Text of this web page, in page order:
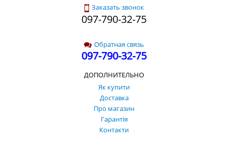
Заказать звонок
097-790-32-75
Обратная связь
097-790-32-75
ДОПОЛНИТЕЛЬНО
Як купити
Доставка
Про магазин
Гарантія
Контакти